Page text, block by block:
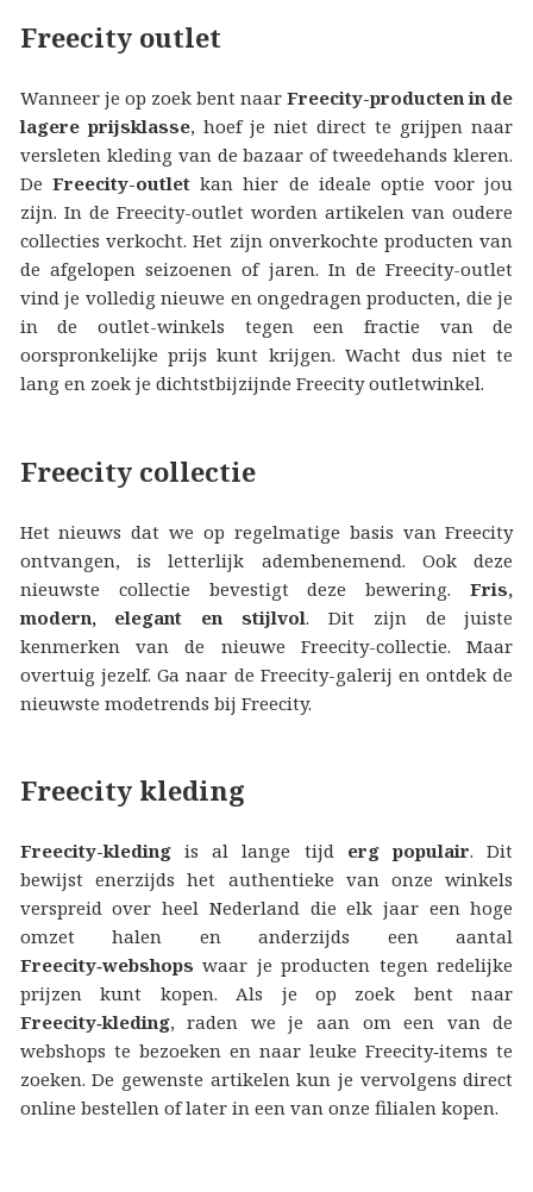
Freecity outlet
Wanneer je op zoek bent naarFreecity-producten in de
lagere prijsklasse, hoef je niet direct te grijpen naar
versleten kleding van de bazaar of tweedehands kleren.
De Freecity-outletkan hier de ideale optie voor jou
zijn. In de Freecity-outlet worden artikelen van oudere
collecties verkocht. Het zijn onverkochte producten van
de afgelopen seizoenen of jaren. In de Freecity-outlet
vind je volledig nieuwe en ongedragen producten, die je
in de outlet-winkels tegen een fractie van de
oorspronkelijke prijs kunt krijgen. Wacht dus niet te
lang en zoek je dichtstbijzijnde Freecity outletwinkel.
Freecity collectie
Het nieuws dat we op regelmatige basis van Freecity
ontvangen, is letterlijk adembenemend. Ook deze
nieuwste collectie bevestigt deze bewering.Fris,
modern, elegant en stijlvol. Dit zijn de juiste
kenmerken van de nieuwe Freecity-collectie. Maar
overtuig jezelf. Ga naar de Freecity-galerij en ontdek de
nieuwste modetrends bij Freecity.
Freecity kleding
Freecity-kledingis al lange tijd erg populair. Dit
bewijst enerzijds het authentieke van onze winkels
verspreid over heel Nederland die elk jaar een hoge
omzet halen en anderzijds een aantal
Freecity‑webshops waar je producten tegen redelijke
prijzen kunt kopen. Als je op zoek bent naar
Freecity‑kleding, raden we je aan om een van de
webshops te bezoeken en naar leuke Freecity‑items te
zoeken. De gewenste artikelen kun je vervolgens direct
online bestellen of later in een van onze filialen kopen.